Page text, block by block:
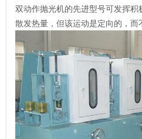
双动作抛光机的先进型号可发挥
散发热量，但该运动是定向的，而